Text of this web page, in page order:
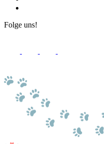
Folge uns!